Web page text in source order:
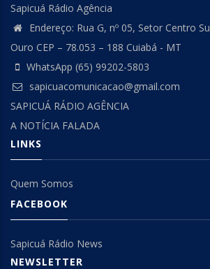
Sapicuá Rádio Agência
Endereço: Rua G, nº 05, Setor Centro
Ouro CEP – 78.053 – 188 Cuiabá - MT
WhatsApp (65) 99202-5803
sapicuacomunicacao@gmail.com
SAPICUÁ RÁDIO AGÊNCIA
A NOTÍCIA FALADA
LINKS
Quem Somos
FACEBOOK
Sapicuá Rádio News
NEWSLETTER